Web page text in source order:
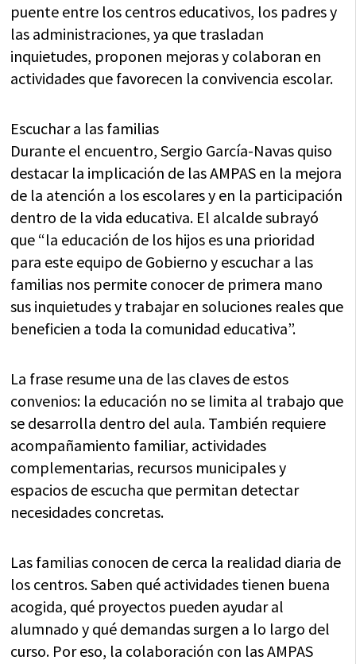
puente entre los centros educativos, los padres y
las administraciones, ya que trasladan
inquietudes, proponen mejoras y colaboran en
actividades que favorecen la convivencia escolar.
Escuchar a las familias
Durante el encuentro, Sergio García-Navas quiso
destacar la implicación de las AMPAS en la mejora
de la atención a los escolares y en la participación
dentro de la vida educativa. El alcalde subrayó
que “la educación de los hijos es una prioridad
para este equipo de Gobierno y escuchar a las
familias nos permite conocer de primera mano
sus inquietudes y trabajar en soluciones reales que
beneficien a toda la comunidad educativa”.
La frase resume una de las claves de estos
convenios: la educación no se limita al trabajo que
se desarrolla dentro del aula. También requiere
acompañamiento familiar, actividades
complementarias, recursos municipales y
espacios de escucha que permitan detectar
necesidades concretas.
Las familias conocen de cerca la realidad diaria de
los centros. Saben qué actividades tienen buena
acogida, qué proyectos pueden ayudar al
alumnado y qué demandas surgen a lo largo del
curso. Por eso, la colaboración con las AMPAS